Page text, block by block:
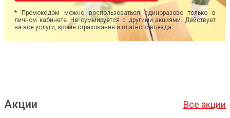
* Промокодом можно воспользоваться единоразово только в
личном кабинете. Не суммируется с другими акциями. Действует
на все услуги, кроме страхования и платного въезда.
Акции Все акции